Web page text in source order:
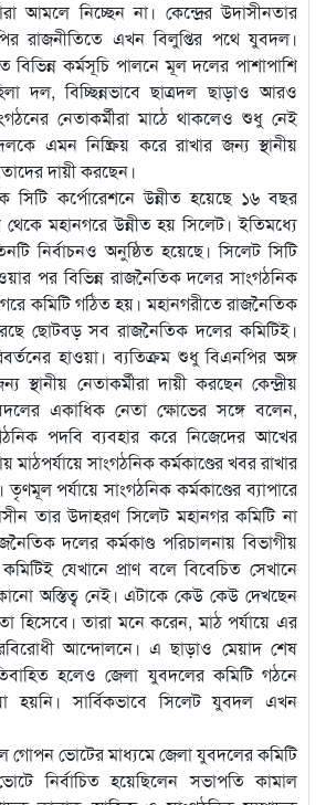
আমলে নিচ্ছেন না। কেন্দ্রের উদাসীনতার
রাজনীতিতে এখন বিলুপ্তির পথে যুবদল।
বিভিন্ন কর্মসূচি পালনে মূল দলের পাশাপাশি
দল, বিচ্ছিন্নভাবে ছাত্রদল ছাড়াও আরও
নেতাকর্মীরা মাঠে থাকলেও শুধু নেই
এমন নিষ্ক্রিয় করে রাখার জন্য স্থানীয়
দায়ী করছেন।
সিটি কর্পোরেশনে উন্নীত হয়েছে ১৬ বছর
মহানগরে উন্নীত হয় সিলেট। ইতিমধ্যে
নির্বাচনও অনুষ্ঠিত হয়েছে। সিলেট সিটি
পর বিভিন্ন রাজনৈতিক দলের সাংগঠনিক
কমিটি গঠিত হয়। মহানগরীতে রাজনৈতিক
ছোটবড় সব রাজনৈতিক দলের কমিটিই।
হাওয়া। ব্যতিক্রম শুধু বিএনপির অঙ্গ
নেতাকর্মীরা দায়ী করছেন কেন্দ্রীয়
একাধিক নেতা ক্ষোভের সঙ্গে বলেন,
পদবি ব্যবহার করে নিজেদের আখের
মাঠপর্যায়ে সাংগঠনিক কর্মকাণ্ডের খবর রাখার
পর্যায়ে সাংগঠনিক কর্মকাণ্ডের ব্যাপারে
তার উদাহরণ সিলেট মহানগর কমিটি না
দলের কর্মকাণ্ড পরিচালনায় বিভাগীয়
যেখানে প্রাণ বলে বিবেচিত সেখানে
অস্তিত্ব নেই। এটাকে কেউ কেউ দেখছেন
হিসেবে। তারা মনে করেন, মাঠ পর্যায়ে এর
আন্দোলনে। এ ছাড়াও মেয়াদ শেষ
হলেও জেলা যুবদলের কমিটি গঠনে
হয়নি। সার্বিকভাবে সিলেট যুবদল এখন
গোপন ভোটের মাধ্যমে জেলা যুবদলের কমিটি
নির্বাচিত হয়েছিলেন সভাপতি কামাল